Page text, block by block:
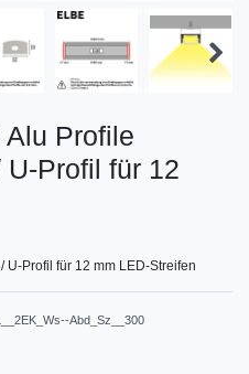
Profile
Profil für 12
U-Profil für 12 mm LED-Streifen
Abd_Sz__300